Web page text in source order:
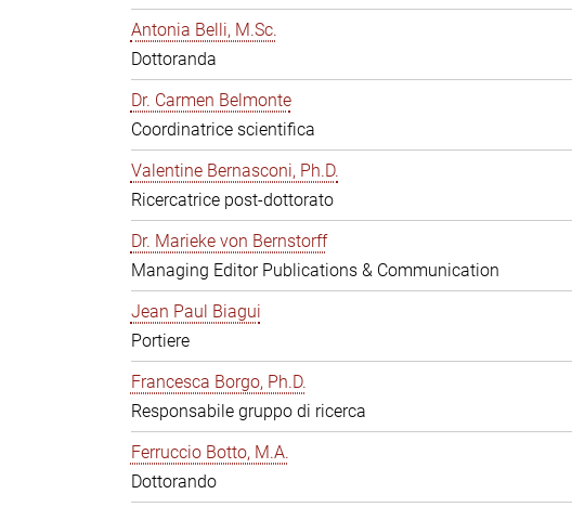
Antonia Belli, M.Sc.
Dottoranda
Dr. Carmen Belmonte
Coordinatrice scientifica
Valentine Bernasconi, Ph.D.
Ricercatrice post-dottorato
Dr. Marieke von Bernstorff
Managing Editor Publications & Communication
Jean Paul Biagui
Portiere
Francesca Borgo, Ph.D.
Responsabile gruppo di ricerca
Ferruccio Botto, M.A.
Dottorando